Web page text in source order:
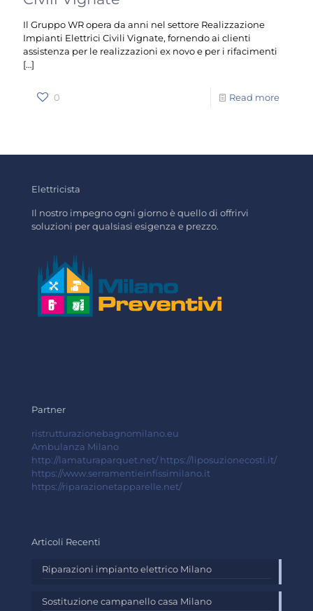
Il Gruppo WR opera da anni nel settore Realizzazione
Impianti Elettrici Civili Vignate, fornendo ai clienti
assistenza per le realizzazioni ex novo e per i rifacimenti
[…]
0 Read more
Elettricista
Il nostro impegno ogni giorno è quello di offrirvi
soluzioni per qualsiasi esigenza e prezzo.
Partner
ristrutturazionebagnomilano.eu
Ambulanza Milano
http://lamaturaparquet.net/ https://liposuzionecosti.it/
https://www.serramentieinfissimilano.it
https://riparazionetapparelle.net/
Articoli Recenti
Riparazioni impianto elettrico Milano
Sostituzione campanello casa Milano